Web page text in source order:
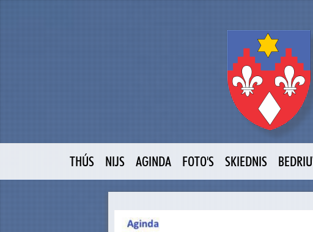
THÚS NIJS AGINDA FOTO'S SKIEDNIS